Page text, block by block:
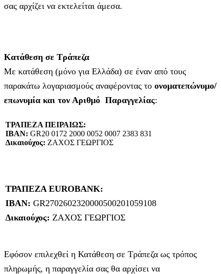
σας αρχίζει να εκτελείται άμεσα.
Κατάθεση σε Τράπεζα
Με κατάθεση (μόνο για Ελλάδα) σε έναν από τους
παρακάτω λογαριασμούς αναφέροντας το ονοματεπώνυμο/
επωνυμία και τον Αριθμό Παραγγελίας:
ΤΡΑΠΕΖΑ ΠΕΙΡΑΙΩΣ:
IBAN: GR20 0172 2000 0052 0007 2383 831
Δικαιούχος: ΖΑΧΟΣ ΓΕΩΡΓΙΟΣ
ΤΡΑΠΕΖΑ EUROBANK:
IBAN: GR2702602320000500201059108
Δικαιούχος: ΖΑΧΟΣ ΓΕΩΡΓΙΟΣ
Εφόσον επιλεχθεί η Κατάθεση σε Τράπεζα ως τρόπος
πληρωμής, η παραγγελία σας θα αρχίσει να